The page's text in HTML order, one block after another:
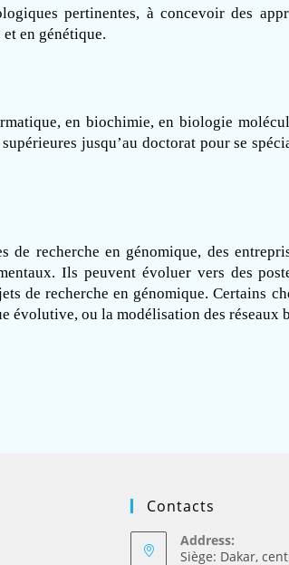
pertinentes, à concevoir des
en génétique.
en biochimie, en biologie
jusqu’au doctorat pour se
recherche en génomique, des
Ils peuvent évoluer vers des
de recherche en génomique. Certains
évolutive, ou la modélisation des réseaux
Contacts
Address:
Siège: Dakar,